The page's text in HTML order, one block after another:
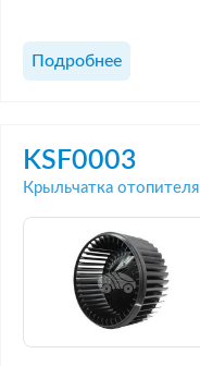
Подробнее
KSF0003
Крыльчатка отопителя